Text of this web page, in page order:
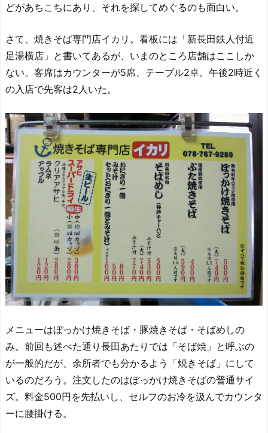
どがあちこちにあり、それを探してめぐるのも面白い。
さて、焼きそば専門店イカリ。看板には「新長田鉄人付近
足湯横店」と書いてあるが、いまのところ店舗はここしか
ない。客席はカウンターが5席、テーブル2卓。午後2時近く
の入店で先客は2人いた。
メニューはぼっかけ焼きそば・豚焼きそば・そばめしの
み。前回も述べた通り長田あたりでは「そば焼」と呼ぶの
が一般的だが、余所者でも分かるよう「焼きそば」にして
いるのだろう。注文したのはぼっかけ焼きそばの普通サイ
ズ。料金500円を先払いし、セルフのお冷を汲んでカウンタ
ーに腰掛ける。